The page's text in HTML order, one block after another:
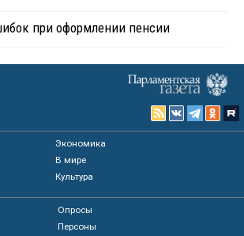
при оформлении пенсии
Экономика
В мире
Культура
Опросы
Персоны